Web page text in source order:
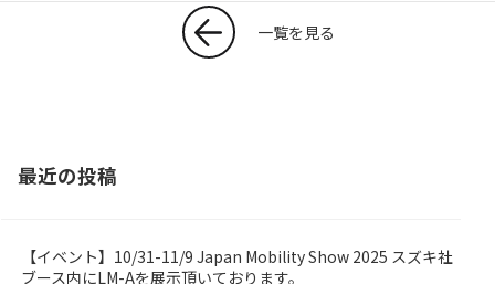
一覧を見る
最近の投稿
【イベント】10/31-11/9 Japan Mobility Show 2025 スズキ社
ブース内にLM-Aを展示頂いております。